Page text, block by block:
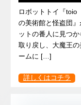
ロボットトイ『toio
の美術館と怪盗団
ットの番人に見つ
取り戻し、大魔王
ームに […]
詳しくはコチラ